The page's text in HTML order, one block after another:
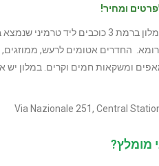
ומחיר!
החדרים אטומים לרעש,
ומשקאות חמים וקרים. במלון יש
מומלץ?